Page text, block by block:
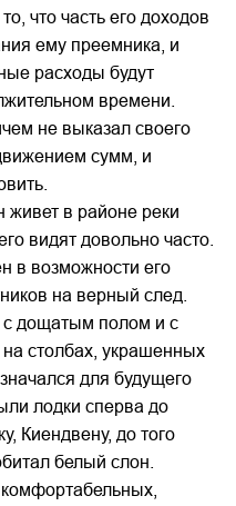
что часть его доходов
ему преемника, и
расходы будут
времени.
не выказал своего
сумм, и
живет в районе реки
видят довольно часто.
в возможности его
на верный след.
дощатым полом и с
столбах, украшенных
для будущего
лодки сперва до
Киендвену, до того
белый слон.
комфортабельных,